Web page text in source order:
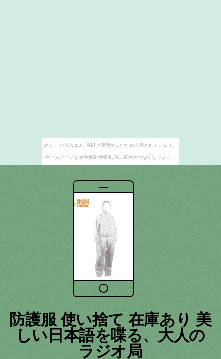
[PR] この広告は3ヶ月以上更新がないため表示されています。
ホームページを更新後24時間以内に表示されなくなります。
防護服 使い捨て 在庫あり 美
しい日本語を喋る、大人の
ラジオ局